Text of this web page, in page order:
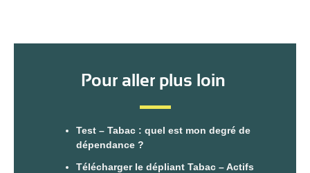
Pour aller plus loin
Test – Tabac : quel est mon degré de
dépendance ?
Télécharger le dépliant Tabac – Actifs